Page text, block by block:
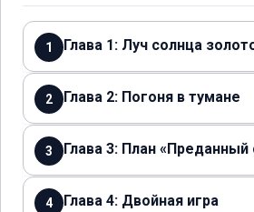
1 Глава 1: Луч солнца
2 Глава 2: Погоня в тумане
3 Глава 3: План «Преданный
4 Глава 4: Двойная игра